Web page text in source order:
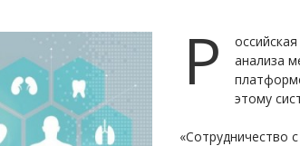
Р
анализа
этому
«Сотрудничество